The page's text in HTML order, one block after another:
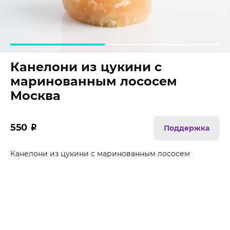
Канелони из цукини с
маринованным лососем
Москва
550 ₽ Поддержка
Канелони из цукини с маринованным лососем